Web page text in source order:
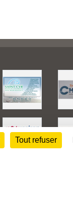
Tout refuser